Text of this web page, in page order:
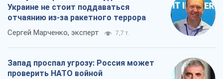
Украине не стоит поддаваться
отчаянию из-за ракетного террора
Сергей Марченко, эксперт 7,7 т.
Запад проспал угрозу: Россия может
проверить НАТО войной